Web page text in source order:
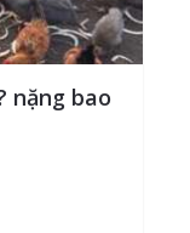
nặng bao